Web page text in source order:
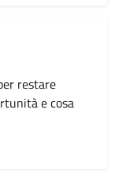
restare
e cosa